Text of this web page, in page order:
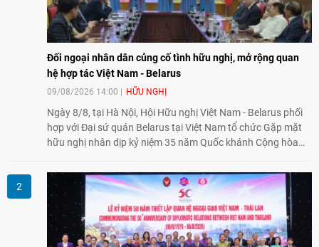
Đối ngoại nhân dân củng cố tình hữu nghị, mở rộng quan
hệ hợp tác Việt Nam - Belarus
09/08/2026 14:00 HỮU NGHỊ
Ngày 8/8, tại Hà Nội, Hội Hữu nghị Việt Nam - Belarus phối
hợp với Đại sứ quán Belarus tại Việt Nam tổ chức Gặp mặt
hữu nghị nhân dịp kỷ niệm 35 năm Quốc khánh Cộng hòa
nhân dân trong củng cố tình hữu nghị, mở rộng hợp tác thiết
thực và làm sâu sắc quan hệ Đối tác chiến lược Việt Nam -
Belarus.